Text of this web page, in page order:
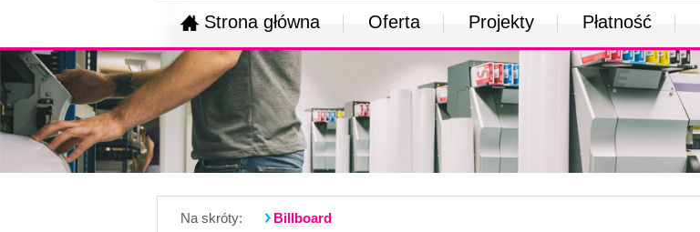
Strona główna Oferta Projekty Płatność
Na skróty: Billboard